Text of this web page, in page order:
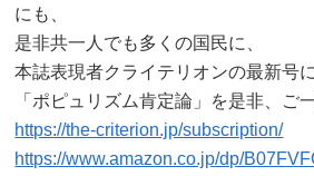
にも、
是非共一人でも多くの国民に、
本誌表現者クライテリオンの最新号
「ポピュリズム肯定論」を是非、ご
https://the-criterion.jp/subscription/
https://www.amazon.co.jp/dp/